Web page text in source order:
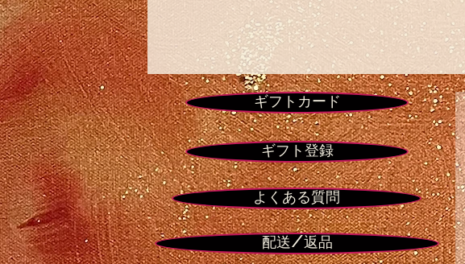
ギフトカード
ギフト登録
よくある質問
配送/返品